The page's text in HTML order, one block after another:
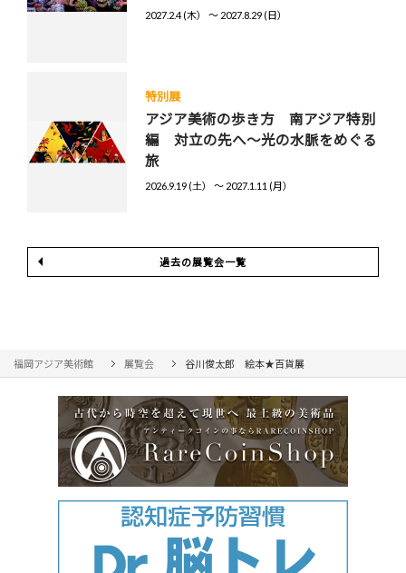
2027.2.4 (木） 〜 2027.8.29 (日）
特別展
アジア美術の歩き方 南アジア特別
編 対立の先へ～光の水脈をめぐる
旅
2026.9.19 (土） 〜 2027.1.11 (月）
過去の展覧会一覧
福岡アジア美術館 展覧会 谷川俊太郎 絵本★百貨展